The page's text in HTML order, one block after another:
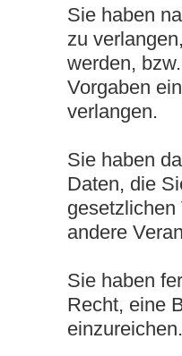
Sie haben
zu
werden,
Vorgaben
verlangen.
Sie haben
Daten, die
gesetzlichen
andere
Sie haben
Recht, eine
einzureichen.